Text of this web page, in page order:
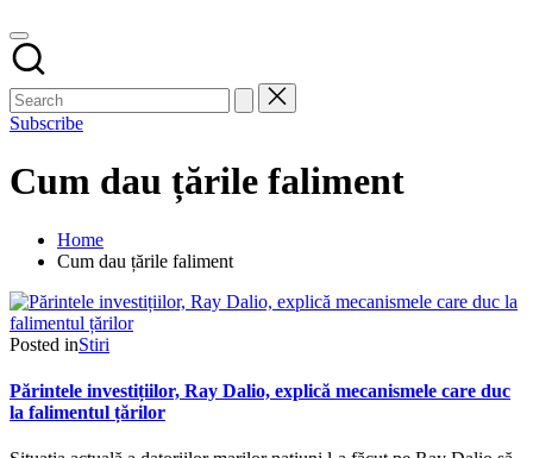
Subscribe
Cum dau țările faliment
Home
Cum dau țările faliment
Posted inStiri
Părintele investițiilor, Ray Dalio, explică mecanismele care duc
la falimentul țărilor